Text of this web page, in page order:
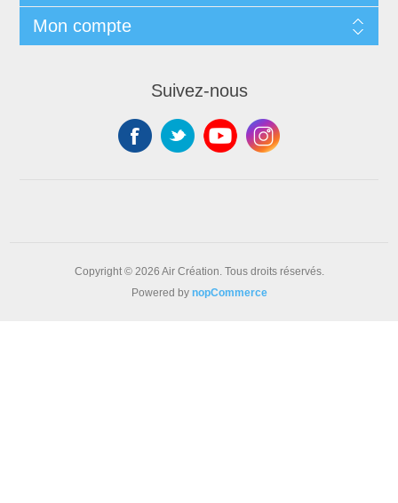
Mon compte
Suivez-nous
Copyright © 2026 Air Création. Tous droits réservés.
Powered by nopCommerce